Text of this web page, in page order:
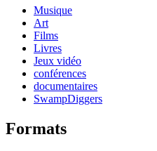
Musique
Art
Films
Livres
Jeux vidéo
conférences
documentaires
SwampDiggers
Formats